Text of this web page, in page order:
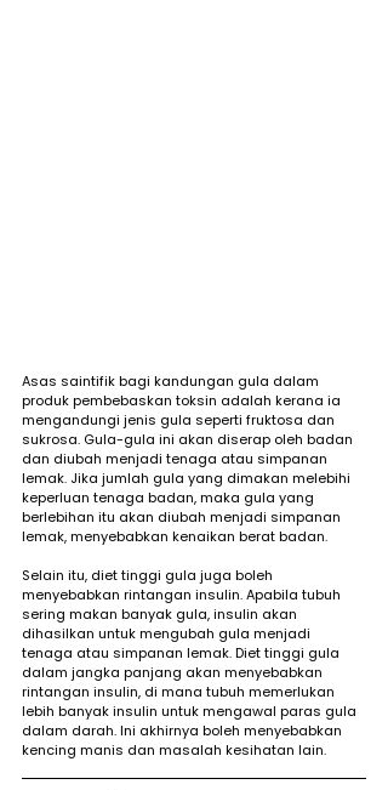
Asas saintifik bagi kandungan gula dalam
produk pembebaskan toksin adalah kerana ia
mengandungi jenis gula seperti fruktosa dan
sukrosa. Gula-gula ini akan diserap oleh badan
dan diubah menjadi tenaga atau simpanan
lemak. Jika jumlah gula yang dimakan melebihi
keperluan tenaga badan, maka gula yang
berlebihan itu akan diubah menjadi simpanan
lemak, menyebabkan kenaikan berat badan.
Selain itu, diet tinggi gula juga boleh
menyebabkan rintangan insulin. Apabila tubuh
sering makan banyak gula, insulin akan
dihasilkan untuk mengubah gula menjadi
tenaga atau simpanan lemak. Diet tinggi gula
dalam jangka panjang akan menyebabkan
rintangan insulin, di mana tubuh memerlukan
lebih banyak insulin untuk mengawal paras gula
dalam darah. Ini akhirnya boleh menyebabkan
kencing manis dan masalah kesihatan lain.